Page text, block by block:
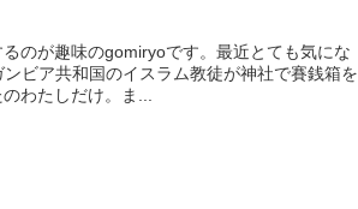
のが趣味のgomiryoです。最近とても気にな
ビア共和国のイスラム教徒が神社で賽銭箱を
わたしだけ。ま...